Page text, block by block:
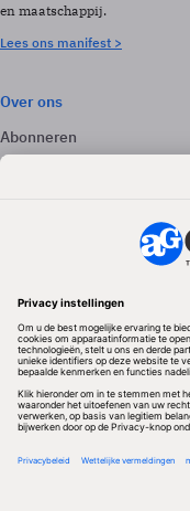
en maatschappij.
Lees ons manifest >
Over ons
Abonneren
Adverteren
Volg ons
Redactionele partner